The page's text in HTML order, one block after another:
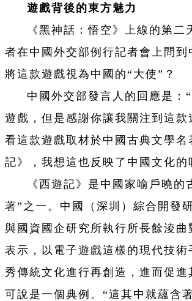
遊戲背後的東方魅力
《黑神話：悟空》上線的第二
者在中國外交部例行記者會上問到
將這款遊 戲視為中國的“大使”？
中國外交部發言人的回應是：
遊 戲，但是感謝你讓我關注到這款
看這款遊 戲取材於中國古典文學名
記》，我想這也反映了中國文化的
《西遊記》是中國家喻戶曉的
著”之一。中國（深圳）綜合開發
與國資國企研究所執行所長餘淩曲
表示，以電子遊 戲這樣的現代技術
秀傳統文化進行再創造，進而促進
可說是一個典例。“這其中就蘊含